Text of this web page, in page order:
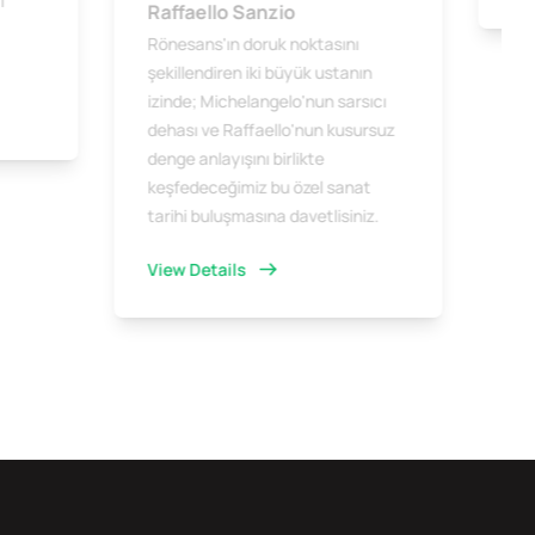
Raffaello Sanzio
Rönesans'ın doruk noktasını
şekillendiren iki büyük ustanın
izinde; Michelangelo'nun sarsıcı
dehası ve Raffaello'nun kusursuz
denge anlayışını birlikte
keşfedeceğimiz bu özel sanat
tarihi buluşmasına davetlisiniz.
View Details